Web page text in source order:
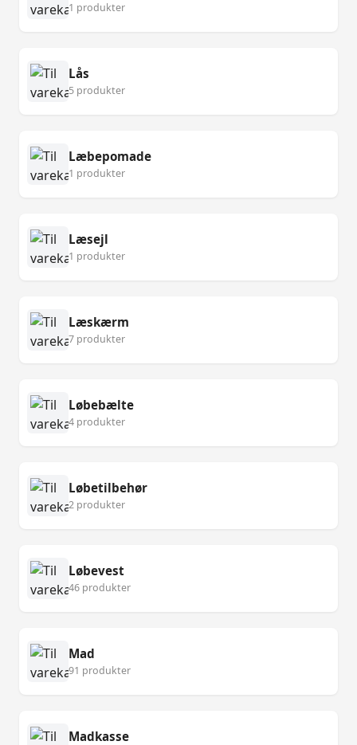
1 produkter
Lås
5 produkter
Læbepomade
1 produkter
Læsejl
1 produkter
Læskærm
7 produkter
Løbebælte
4 produkter
Løbetilbehør
2 produkter
Løbevest
46 produkter
Mad
91 produkter
Madkasse